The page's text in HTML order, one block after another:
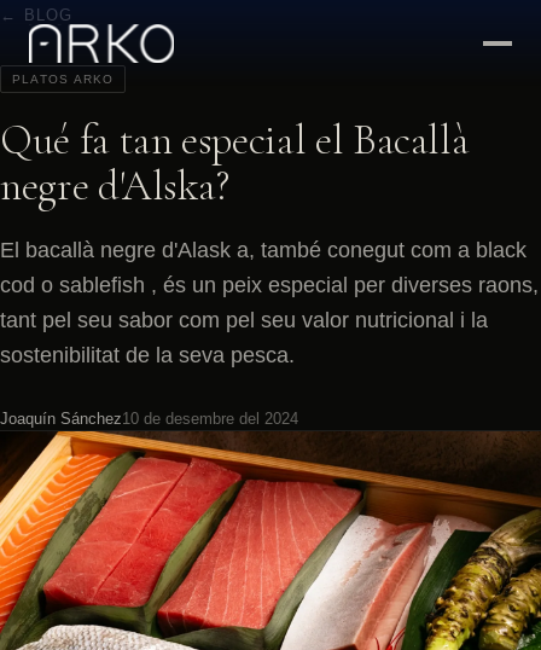
← BLOG
PLATOS ARKO
Qué fa tan especial el Bacallà
negre d'Alska?
El bacallà negre d'Alask a, també conegut com a black
cod o sablefish , és un peix especial per diverses raons,
tant pel seu sabor com pel seu valor nutricional i la
sostenibilitat de la seva pesca.
Joaquín Sánchez10 de desembre del 2024